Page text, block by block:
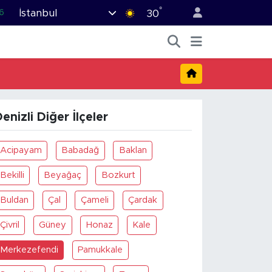
İstanbul 30°
Diğer İlçeler
Acipayam Babadağ Baklan
Bekilli Beyağaç Bozkurt
Buldan Çal Çameli Çardak
Çivril Güney Honaz Kale
Merkezefendi Pamukkale